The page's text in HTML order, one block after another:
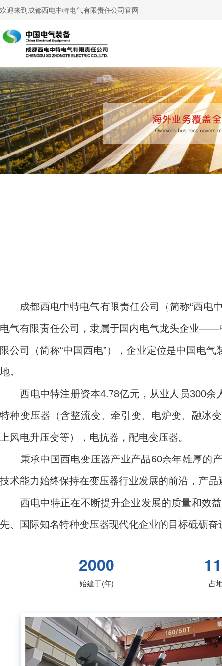
欢迎来到成都西电中特电气有限责任公司官网
成都西电中特电气有限责任公司（简称“西电
电气有限责任公司，隶属于国内电气龙头企业——
限公司（简称“中国西电”），企业定位是中国电
地。
西电中特注册资本4.78亿元，从业人员300
特种变压器（含整流变、牵引变、电炉变、融冰
上风电升压变等），电抗器，配电变压器。
秉承中国西电变压器产业产品60余年雄厚的
技术能力始终保持在变压器行业发展的前沿，产
西电中特正在不断提升企业发展的质量和效
先、国际知名特种变压器现代化企业的目标砥砺奋
2000
始建于(年) 占